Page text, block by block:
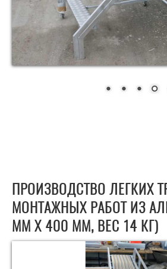
ПРОИЗВОДСТВО ЛЕГКИХ
МОНТАЖНЫХ РАБОТ ИЗ
ММ Х 400 ММ, ВЕС 14 КГ)